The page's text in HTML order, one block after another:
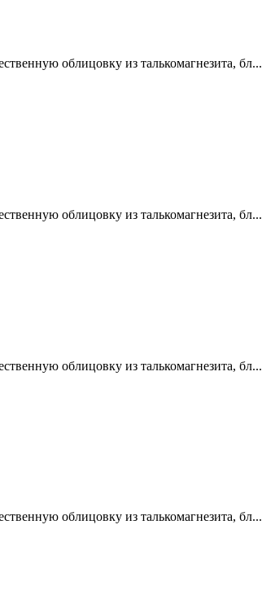
облицовку из талькомагнезита, бл...
облицовку из талькомагнезита, бл...
облицовку из талькомагнезита, бл...
облицовку из талькомагнезита, бл...